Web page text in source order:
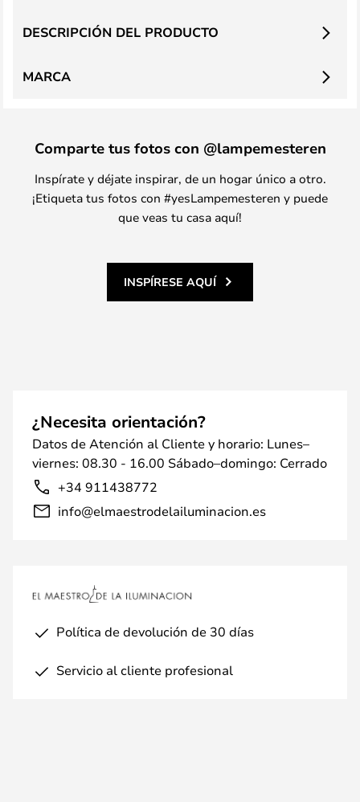
DESCRIPCIÓN DEL PRODUCTO
MARCA
Comparte tus fotos con @lampemesteren
Inspírate y déjate inspirar, de un hogar único a otro.
¡Etiqueta tus fotos con #yesLampemesteren y puede
que veas tu casa aquí!
INSPÍRESE AQUÍ
¿Necesita orientación?
Datos de Atención al Cliente y horario: Lunes–
viernes: 08.30 - 16.00 Sábado–domingo: Cerrado
+34 911438772
info@elmaestrodelailuminacion.es
Política de devolución de 30 días
Servicio al cliente profesional